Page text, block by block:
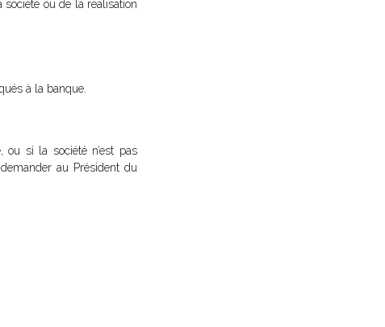
société ou de la réalisation
à la banque.
ou si la société n’est pas
au Président du